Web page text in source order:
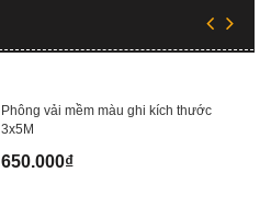
Phông vải mềm màu ghi kích thước
3x5M
650.000₫